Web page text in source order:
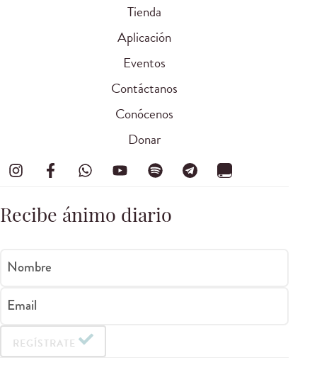
Tienda
Aplicación
Eventos
Contáctanos
Conócenos
Donar
Recibe ánimo diario
Nombre
Email
REGÍSTRATE